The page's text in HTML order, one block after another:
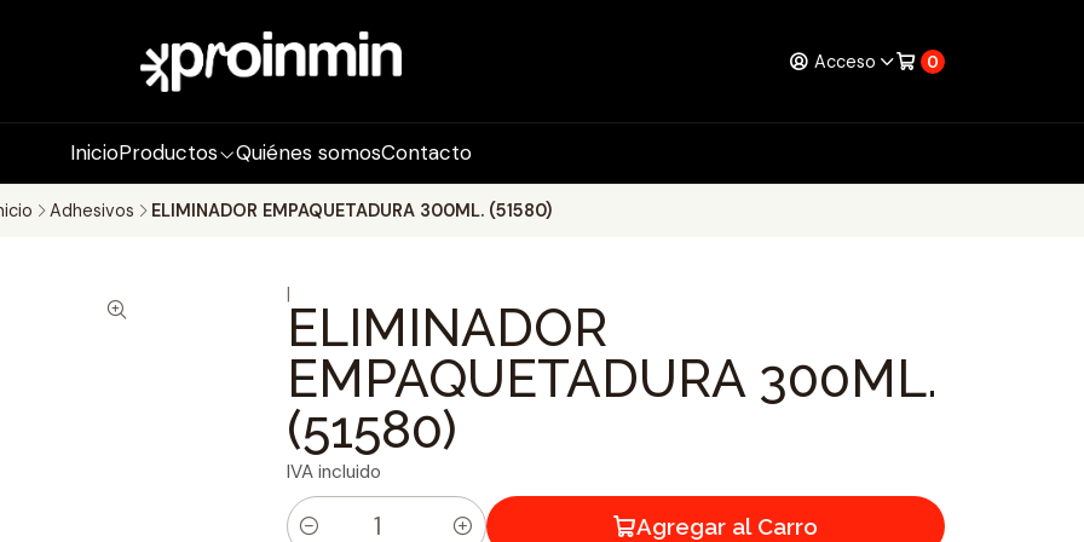
Acceso 0
InicioProductos Quiénes somosContacto
Adhesivos ELIMINADOR EMPAQUETADURA 300ML. (51580)
|
ELIMINADOR
EMPAQUETADURA 300ML.
(51580)
IVA incluido
Agregar al Carro